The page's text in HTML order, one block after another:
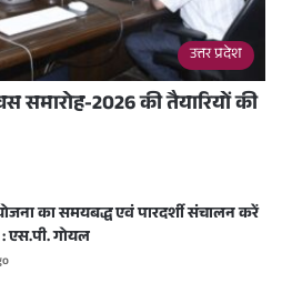
उत्तर प्रदेश
समारोह-2026 की तैयारियों की
योजना का समयबद्ध एवं पारदर्शी संचालन करें
एस.पी. गोयल